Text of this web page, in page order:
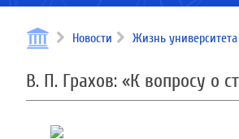
Новости Жизнь университета
В. П. Грахов: «К вопросу о